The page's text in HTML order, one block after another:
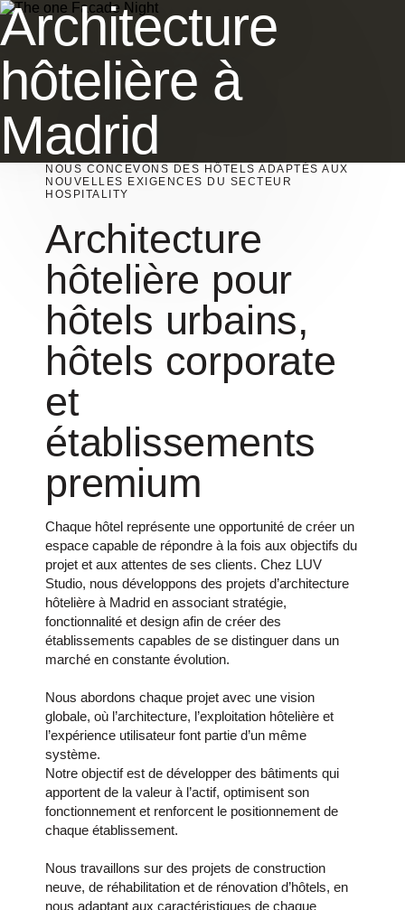
Architecture
hôtelière à
Madrid
NOUS CONCEVONS DES HÔTELS ADAPTÉS AUX
NOUVELLES EXIGENCES DU SECTEUR
HOSPITALITY
Architecture
hôtelière pour
hôtels urbains,
hôtels corporate
et
établissements
premium
Chaque hôtel représente une opportunité de créer un
espace capable de répondre à la fois aux objectifs du
projet et aux attentes de ses clients. Chez LUV
Studio, nous développons des projets d’architecture
hôtelière à Madrid en associant stratégie,
fonctionnalité et design afin de créer des
établissements capables de se distinguer dans un
marché en constante évolution.
Nous abordons chaque projet avec une vision
globale, où l’architecture, l’exploitation hôtelière et
l’expérience utilisateur font partie d’un même
système.
Notre objectif est de développer des bâtiments qui
apportent de la valeur à l’actif, optimisent son
fonctionnement et renforcent le positionnement de
chaque établissement.
Nous travaillons sur des projets de construction
neuve, de réhabilitation et de rénovation d’hôtels, en
nous adaptant aux caractéristiques de chaque